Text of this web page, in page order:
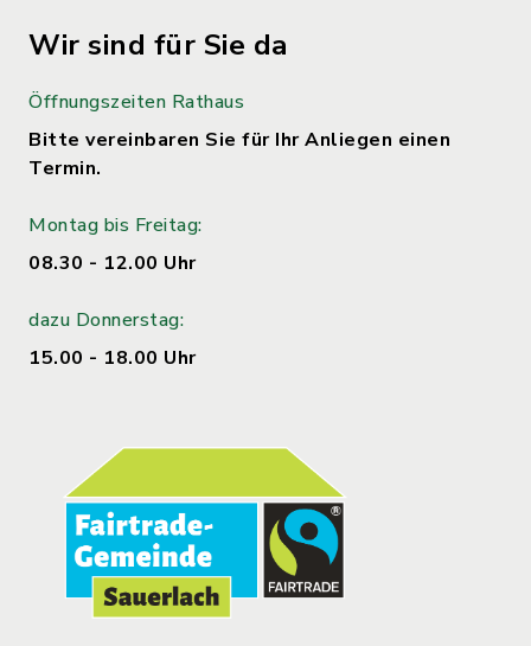
Wir sind für Sie da
Öffnungszeiten Rathaus
Bitte vereinbaren Sie für Ihr Anliegen einen
Termin.
Montag bis Freitag:
08.30 - 12.00 Uhr
dazu Donnerstag:
15.00 - 18.00 Uhr